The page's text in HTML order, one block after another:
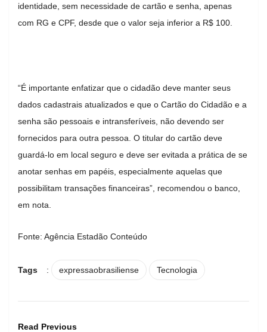
identidade, sem necessidade de cartão e senha, apenas
com RG e CPF, desde que o valor seja inferior a R$ 100.
“É importante enfatizar que o cidadão deve manter seus
dados cadastrais atualizados e que o Cartão do Cidadão e a
senha são pessoais e intransferíveis, não devendo ser
fornecidos para outra pessoa. O titular do cartão deve
guardá-lo em local seguro e deve ser evitada a prática de se
anotar senhas em papéis, especialmente aquelas que
possibilitam transações financeiras”, recomendou o banco,
em nota.
Fonte: Agência Estadão Conteúdo
Tags : expressaobrasiliense Tecnologia
Read Previous